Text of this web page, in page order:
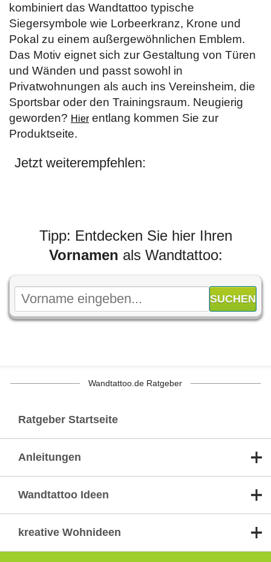
kombiniert das Wandtattoo typische
Siegersymbole wie Lorbeerkranz, Krone und
Pokal zu einem außergewöhnlichen Emblem.
Das Motiv eignet sich zur Gestaltung von Türen
und Wänden und passt sowohl in
Privatwohnungen als auch ins Vereinsheim, die
Sportsbar oder den Trainingsraum. Neugierig
geworden? Hier entlang kommen Sie zur
Produktseite.
Jetzt weiterempfehlen:
Tipp: Entdecken Sie hier Ihren
Vornamen als Wandtattoo:
Wandtattoo.de Ratgeber
Ratgeber Startseite
Anleitungen
Wandtattoo Ideen
kreative Wohnideen